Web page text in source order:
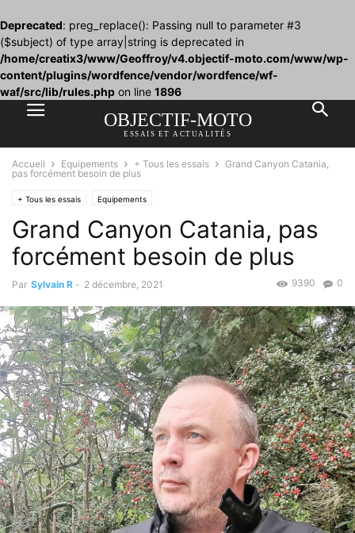
Deprecated: preg_replace(): Passing null to parameter #3
($subject) of type array|string is deprecated in
/home/creatix3/www/Geoffroy/v4.objectif-moto.com/www/wp-
content/plugins/wordfence/vendor/wordfence/wf-
waf/src/lib/rules.php on line 1896
OBJECTIF-MOTO
ESSAIS ET ACTUALITÉS
Accueil Equipements + Tous les essais
Grand Canyon Catania,
pas forcément besoin de plus
+ Tous les essais Equipements
Grand Canyon Catania, pas
forcément besoin de plus
Par Sylvain R - 2 décembre, 2021 0
9390